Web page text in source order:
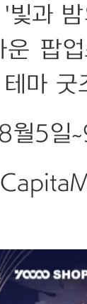
빛과
운 팝
마 굿
월5일